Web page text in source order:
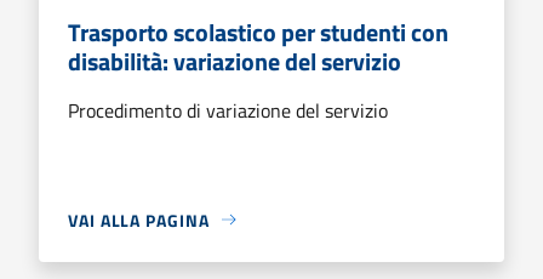
Trasporto scolastico per studenti con
disabilità: variazione del servizio
Procedimento di variazione del servizio
VAI ALLA PAGINA